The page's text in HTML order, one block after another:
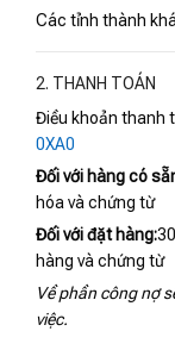
Các tỉnh thành
2. THANH TOÁN
Điều khoản thanh
0XA0
Đối với hàng có
hóa và chứng từ
Đối với đặt hàng:
hàng và chứng từ
Về phần công nợ
việc.